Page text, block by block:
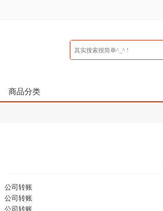
商品分类
公司转账
公司转账
公司转账